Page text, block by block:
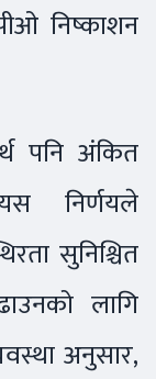
निष्काशन
पनि अंकित
निर्णयले
सुनिश्चित
लागि
अनुसार,